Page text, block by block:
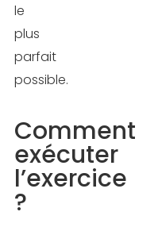
le
plus
parfait
possible.
Comment
exécuter
l’exercice
?